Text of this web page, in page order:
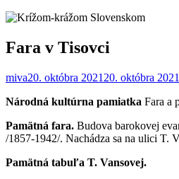
Fara v Tisovci
miva20. októbra 2021 20. októbra 2021
Národná kultúrna pamiatka Fara a
Pamätná fara. Budova barokovej
/1857-1942/. Nachádza sa na ulici T.
Pamätná tabuľa T. Vansovej.